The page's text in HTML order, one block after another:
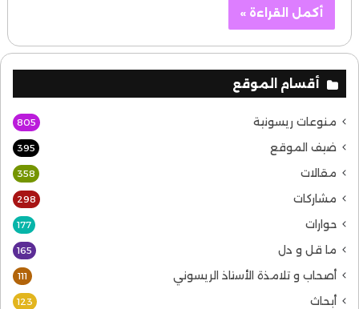
أكمل القراءة »
أقسام الموقع
منوعات ريسونية 805
ضيف الموقع 395
مقالات 358
مشاركات 298
حوارات 177
ما قل و دل 165
أصحاب و تلامذة الأستاذ الريسوني 111
أبحاث 123